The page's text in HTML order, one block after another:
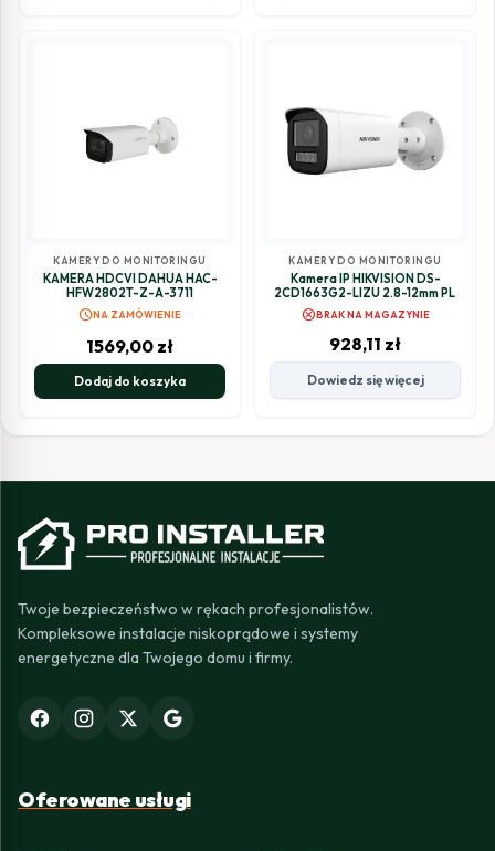
KAMERY DO MONITORINGU
KAMERA HDCVI DAHUA HAC-
HFW2802T-Z-A-3711
scheduleNA ZAMÓWIENIE
1569,00 zł
Dodaj do koszyka
KAMERY DO MONITORINGU
Kamera IP HIKVISION DS-
2CD1663G2-LIZU 2.8-12mm PL
cancelBRAK NA MAGAZYNIE
928,11 zł
Dowiedz się więcej
Twoje bezpieczeństwo w rękach profesjonalistów.
Kompleksowe instalacje niskoprądowe i systemy
energetyczne dla Twojego domu i firmy.
Oferowane usługi